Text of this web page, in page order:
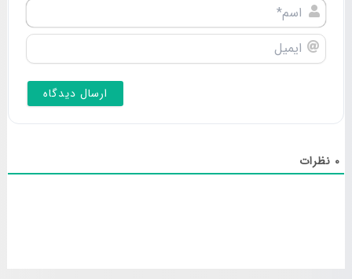
اسم*
ایمیل
0 نظرات